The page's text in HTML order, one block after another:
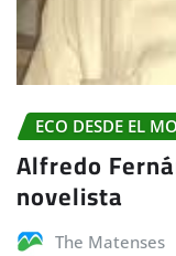
ECO DESDE EL
Alfredo
novelista
The Matenses